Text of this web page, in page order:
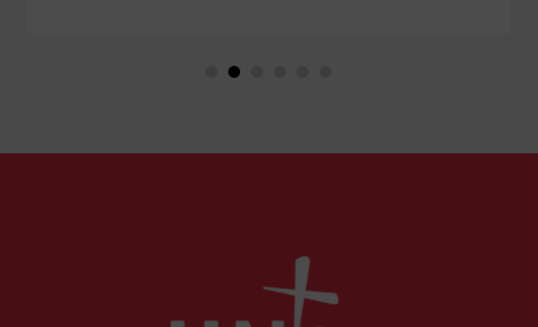
dans un style qui tranche avec les ceux qui